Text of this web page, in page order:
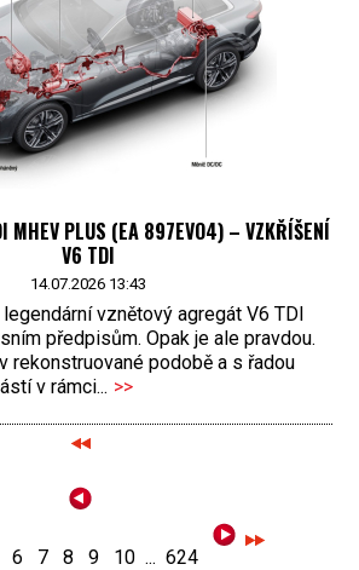
MHEV PLUS (EA 897EVO4) – VZKŘÍŠENÍ
V6 TDI
14.07.2026 13:43
vznětový agregát V6 TDI
předpisům. Opak je ale pravdou.
rekonstruované podobě a s řadou
v rámci... >>
6 7 8 9 10 ... 624